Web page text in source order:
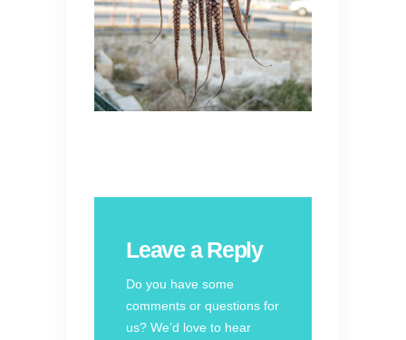
Leave a Reply
Do you have some
comments or questions for
us? We’d love to hear